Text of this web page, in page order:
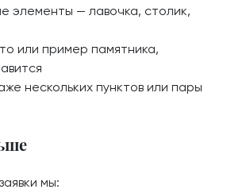
элементы — лавочка, столик,
или пример памятника,
нескольких пунктов или пары
мы: